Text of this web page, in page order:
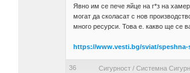
Явно им се пече яйце на г*з на
могат да сколасат с нов
много ресурси. Това е. какво ще се
https://www.vesti.bg/sviat/
36 Сигурност/ Системна